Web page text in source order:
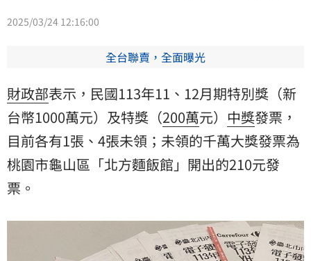
2025/03/24 12:16:00
全台聯賣，全面曝光
財政部表示，民國113年11、12月期特別獎（新
台幣1000萬元）及特獎（200萬元） 中獎發票，
目前各有1張、4張未領；未領的千萬大獎發票為
桃園市龜山區「北方麵飯館」開出的210元發
票。